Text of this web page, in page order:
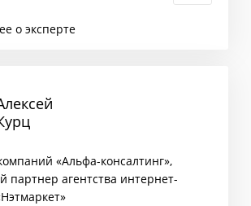
о эксперте
«Альфа-консалтинг»,
агентства интернет-